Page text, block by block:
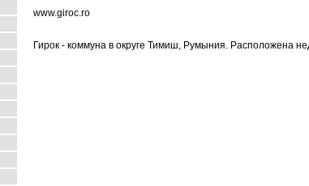
www.giroc.ro
Гирок - коммуна в округе Тимиш, Румыния. Расположена